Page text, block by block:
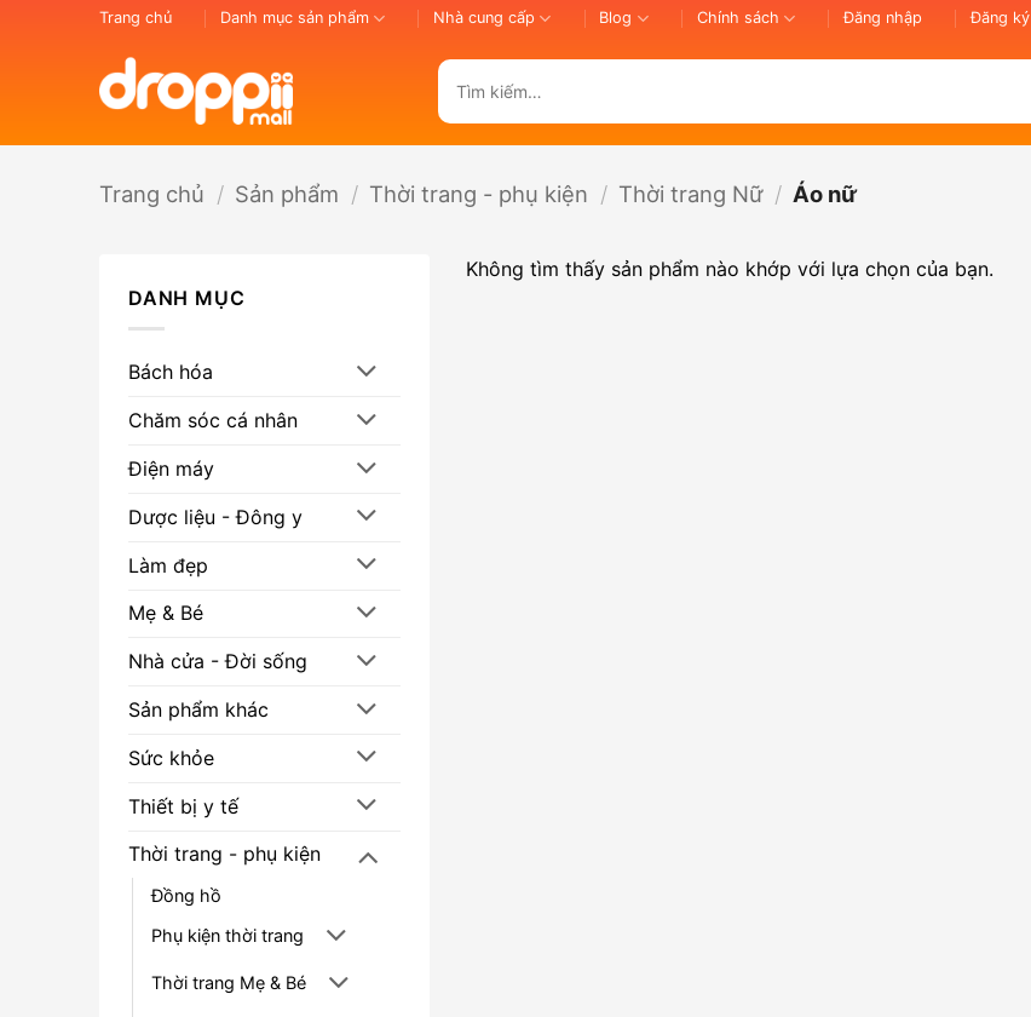
Trang chủ Danh mục sản phẩm Nhà cung cấp Blog Chính sách Đăng nhập Đăng ký
kiếm:
Trang chủ / Sản phẩm / Thời trang - phụ kiện / Thời trang Nữ / Áo nữ
DANH MỤC
Bách hóa
Chăm sóc cá nhân
Điện máy
Dược liệu - Đông y
Làm đẹp
Mẹ & Bé
Nhà cửa - Đời sống
Sản phẩm khác
Sức khỏe
Thiết bị y tế
Thời trang - phụ kiện
Đồng hồ
Phụ kiện thời trang
Thời trang Mẹ & Bé
Không tìm thấy sản phẩm nào khớp với lựa chọn của bạn.